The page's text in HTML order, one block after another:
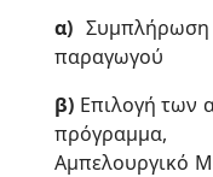
α)
παραγωγού
β) Επιλογή των
πρόγραμμα,
Αμπελουργικό